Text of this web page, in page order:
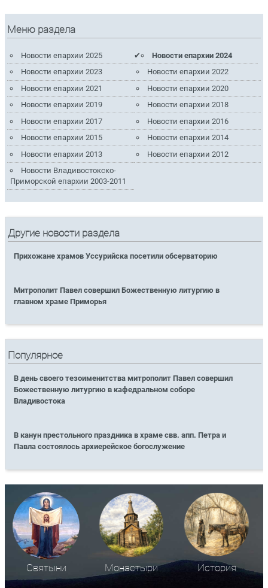
Меню раздела
Новости епархии 2025
Новости епархии 2024
Новости епархии 2023
Новости епархии 2022
Новости епархии 2021
Новости епархии 2020
Новости епархии 2019
Новости епархии 2018
Новости епархии 2017
Новости епархии 2016
Новости епархии 2015
Новости епархии 2014
Новости епархии 2013
Новости епархии 2012
Новости Владивостокско-
Приморской епархии 2003-2011
Другие новости раздела
Прихожане храмов Уссурийска посетили обсерваторию
Митрополит Павел совершил Божественную литургию в
главном храме Приморья
Популярное
В день своего тезоименитства митрополит Павел совершил
Божественную литургию в кафедральном соборе
Владивостока
В канун престольного праздника в храме свв. апп. Петра и
Павла состоялось архиерейское богослужение
Святыни Монастыри История